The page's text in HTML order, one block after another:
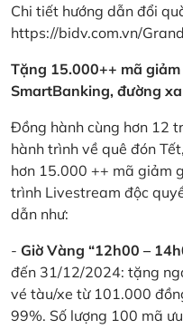
Chi tiết hướng dẫn đổi
https://bidv.com.vn/
Tặng 15.000++ mã
SmartBanking, đường
Đồng hành cùng hơn 12
hành trình về quê đón
hơn 15.000 ++ mã giảm
trình Livestream độc
dẫn như:
- Giờ Vàng “12h00 –
đến 31/12/2024: tặng
vé tàu/xe từ 101.000
99%. Số lượng 100 mã